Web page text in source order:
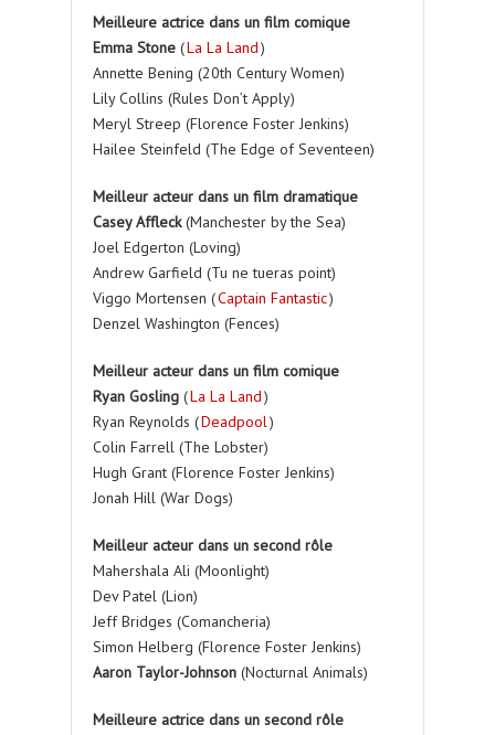
Meilleure actrice dans un film comique
Emma Stone (La La Land)
Annette Bening (20th Century Women)
Lily Collins (Rules Don’t Apply)
Meryl Streep (Florence Foster Jenkins)
Hailee Steinfeld (The Edge of Seventeen)
Meilleur acteur dans un film dramatique
Casey Affleck(Manchester by the Sea)
Joel Edgerton (Loving)
Andrew Garfield (Tu ne tueras point)
Viggo Mortensen (Captain Fantastic)
Denzel Washington (Fences)
Meilleur acteur dans un film comique
Ryan Gosling (La La Land)
Ryan Reynolds (Deadpool )
Colin Farrell (The Lobster)
Hugh Grant (Florence Foster Jenkins)
Jonah Hill (War Dogs)
Meilleur acteur dans un second rôle
Mahershala Ali (Moonlight)
Dev Patel (Lion)
Jeff Bridges (Comancheria)
Simon Helberg (Florence Foster Jenkins)
Aaron Taylor-Johnson (Nocturnal Animals)
Meilleure actrice dans un second rôle